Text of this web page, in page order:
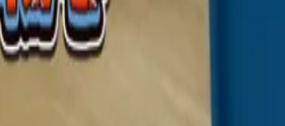
当日の配送状況により変動いたします。